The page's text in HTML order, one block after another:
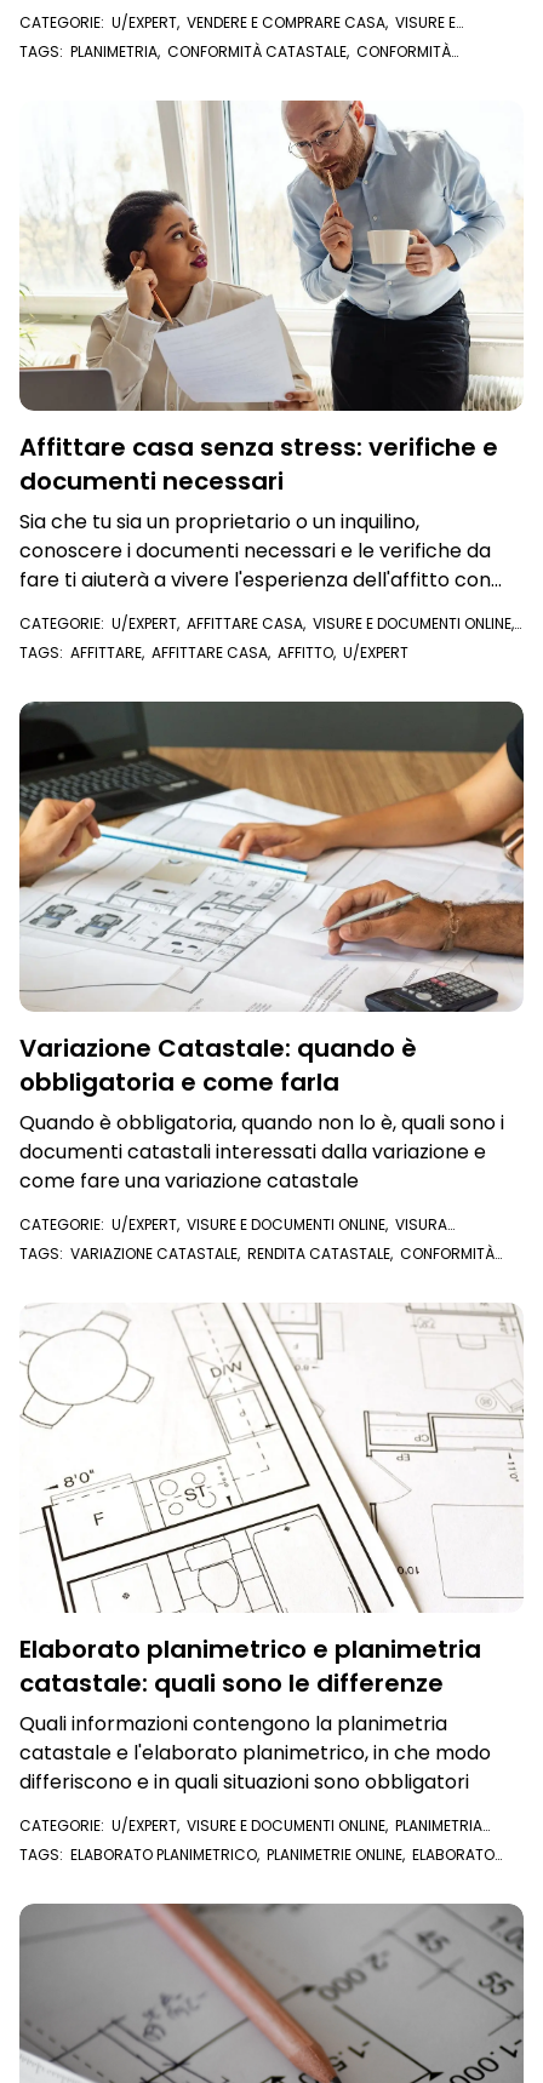
contrattuali
CATEGORIE: U/EXPERT, VENDERE E COMPRARE CASA, VISURE E
DOCUMENTI ONLINE
PLANIMETRIA CATASTALE
TAGS: PLANIMETRIA, CONFORMITÀ CATASTALE, CONFORMITÀ
Affittare casa senza stress: verifiche e
documenti necessari
Sia che tu sia un proprietario o un inquilino,
conoscere i documenti necessari e le verifiche da
fare ti aiuterà a vivere l'esperienza dell'affitto con
serenità e sicurezza.
CATEGORIE: U/EXPERT, AFFITTARE CASA, VISURE E DOCUMENTI ONLINE,
VISURA CATASTALE,PLANIMETRIA CATASTALE , APE - ATTESTATO DI
PRESTAZIONE ENERGETICA,REPORT EXPERIAN
TAGS: AFFITTARE, AFFITTARE CASA, AFFITTO, U/EXPERT
Variazione Catastale: quando è
obbligatoria e come farla
Quando è obbligatoria, quando non lo è, quali sono i
documenti catastali interessati dalla variazione e
come fare una variazione catastale
CATEGORIE: U/EXPERT, VISURE E DOCUMENTI ONLINE, VISURA
CATASTALE, PLANIMETRIA CATASTALE
TAGS: VARIAZIONE CATASTALE, RENDITA CATASTALE, CONFORMITÀ
Elaborato planimetrico e planimetria
catastale: quali sono le differenze
Quali informazioni contengono la planimetria
catastale e l'elaborato planimetrico, in che modo
differiscono e in quali situazioni sono obbligatori
CATEGORIE: U/EXPERT, VISURE E DOCUMENTI ONLINE, PLANIMETRIA
CATASTALE
TAGS: ELABORATO PLANIMETRICO, PLANIMETRIE ONLINE, ELABORATO